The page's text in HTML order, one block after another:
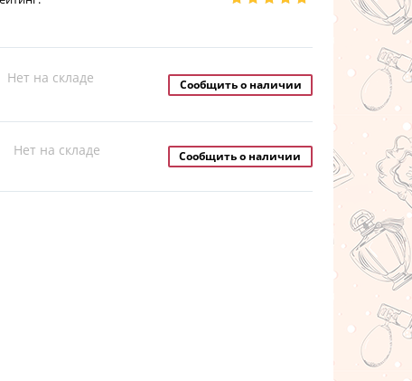
Нет на складе Сообщить о наличии
Нет на складе Сообщить о наличии